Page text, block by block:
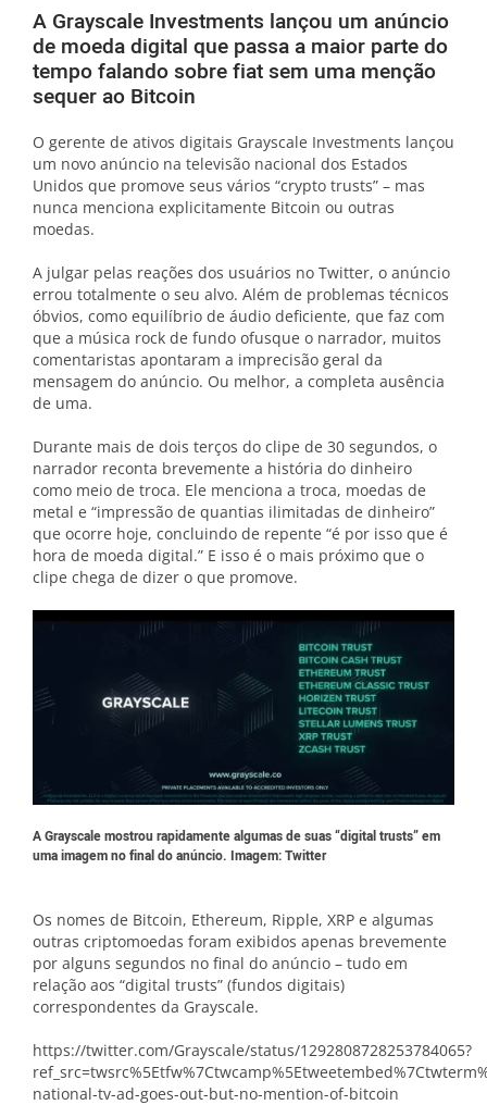
vietnamese
A Grayscale Investments lançou um anúncio
de moeda digital que passa a maior parte do
tempo falando sobre fiat sem uma menção
sequer ao Bitcoin
O gerente de ativos digitais Grayscale Investments lançou
um novo anúncio na televisão nacional dos Estados
Unidos que promove seus vários “crypto trusts” – mas
nunca menciona explicitamente Bitcoin ou outras
moedas.
A julgar pelas reações dos usuários no Twitter, o anúncio
errou totalmente o seu alvo. Além de problemas técnicos
óbvios, como equilíbrio de áudio deficiente, que faz com
que a música rock de fundo ofusque o narrador, muitos
comentaristas apontaram a imprecisão geral da
mensagem do anúncio. Ou melhor, a completa ausência
de uma.
Durante mais de dois terços do clipe de 30 segundos, o
narrador reconta brevemente a história do dinheiro
como meio de troca. Ele menciona a troca, moedas de
metal e “impressão de quantias ilimitadas de dinheiro”
que ocorre hoje, concluindo de repente “é por isso que é
hora de moeda digital.” E isso é o mais próximo que o
clipe chega de dizer o que promove.
A Grayscale mostrou rapidamente algumas de suas “digital trusts” em
uma imagem no final do anúncio. Imagem: Twitter
Os nomes de Bitcoin, Ethereum, Ripple, XRP e algumas
outras criptomoedas foram exibidos apenas brevemente
por alguns segundos no final do anúncio – tudo em
relação aos “digital trusts” (fundos digitais)
correspondentes da Grayscale.
https://twitter.com/Grayscale/status/1292808728253784065?
national-tv-ad-goes-out-but-no-mention-of-bitcoin